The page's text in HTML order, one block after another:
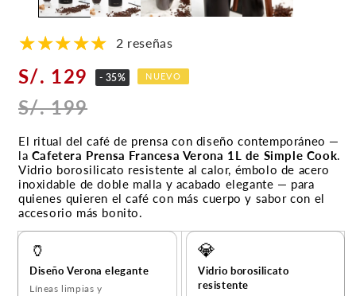
2 reseñas
S/. 129 - 35% NUEVO
S/. 199
El ritual del café de prensa con diseño contemporáneo —
la Cafetera Prensa Francesa Verona 1L de Simple Cook.
Vidrio borosilicato resistente al calor, émbolo de acero
inoxidable de doble malla y acabado elegante — para
quienes quieren el café con más cuerpo y sabor con el
accesorio más bonito.
🏺
Diseño Verona elegante
Líneas limpias y
💎
Vidrio borosilicato
resistente